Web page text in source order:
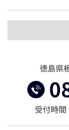
徳島県
受付時間